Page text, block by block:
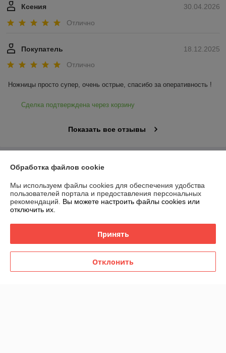
30.04.2026
Ксения
Отлично
18.12.2025
Покупатель
Отлично
Ножницы просто супер, очень острые, спасибо за оперативность !
Сделка подтверждена через корзину
Показать все отзывы
О нас
Контакты
Доставка и оплата
Обработка файлов cookie
Мы используем файлы cookies для обеспечения удобства
пользователей портала и предоставления персональных
рекомендаций. Вы можете настроить файлы cookies или
отключить их.
Принять
Отклонить